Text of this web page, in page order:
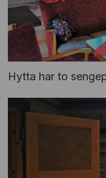
Hytta har to